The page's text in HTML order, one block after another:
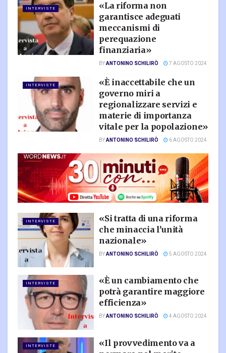
INTERVISTE
«La riforma non
garantisce adeguati
meccanismi di
perequazione
finanziaria»
BYANTONINO SCHILIRÒ 7 AGOSTO 2024
INTERVISTE
«È inaccettabile che un
governo miri a
regionalizzare servizi e
materie di importanza
vitale per la popolazione»
BYANTONINO SCHILIRÒ 6 AGOSTO 2024
INTERVISTE
«Si tratta di una riforma
che minaccia l’unità
nazionale»
BYANTONINO SCHILIRÒ 5 AGOSTO 2024
INTERVISTE
«È un cambiamento che
potrà garantire maggiore
efficienza»
BYANTONINO SCHILIRÒ 4 AGOSTO 2024
INTERVISTE
«Il provvedimento va a